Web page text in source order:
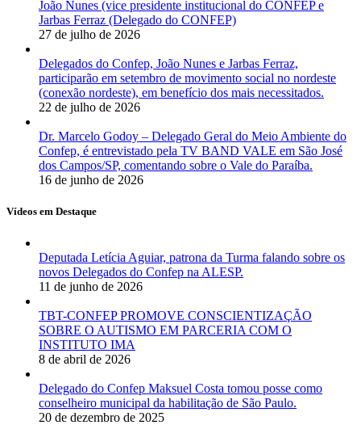
João Nunes (vice presidente institucional do CONFEP e
Jarbas Ferraz (Delegado do CONFEP)
27 de julho de 2026
Delegados do Confep, João Nunes e Jarbas Ferraz,
participarão em setembro de movimento social no nordeste
(conexão nordeste), em benefício dos mais necessitados.
22 de julho de 2026
Dr. Marcelo Godoy – Delegado Geral do Meio Ambiente do
Confep, é entrevistado pela TV BAND VALE em São José
dos Campos/SP, comentando sobre o Vale do Paraíba.
16 de junho de 2026
Vídeos em Destaque
Deputada Letícia Aguiar, patrona da Turma falando sobre os
novos Delegados do Confep na ALESP.
11 de junho de 2026
TBT-CONFEP PROMOVE CONSCIENTIZAÇÃO
SOBRE O AUTISMO EM PARCERIA COM O
INSTITUTO IMA
8 de abril de 2026
Delegado do Confep Maksuel Costa tomou posse como
conselheiro municipal da habilitação de São Paulo.
20 de dezembro de 2025